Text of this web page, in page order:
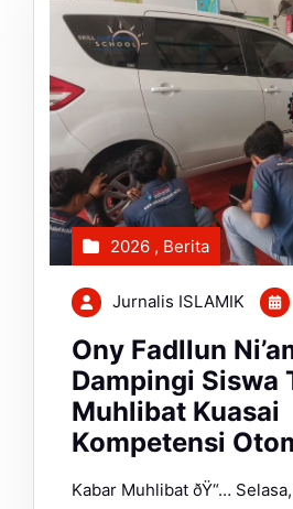
2026 , Berita
Jurnalis ISLAMIK
Ony Fadllun
Dampingi Siswa
Muhlibat Kuasai
Kompetensi
Kabar Muhlibat ðŸ“…